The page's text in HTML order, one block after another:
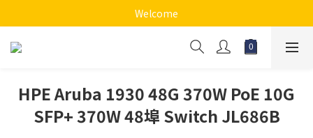
Welcome
HPE Aruba 1930 48G 370W PoE 10G
SFP+ 370W 48埠 Switch JL686B